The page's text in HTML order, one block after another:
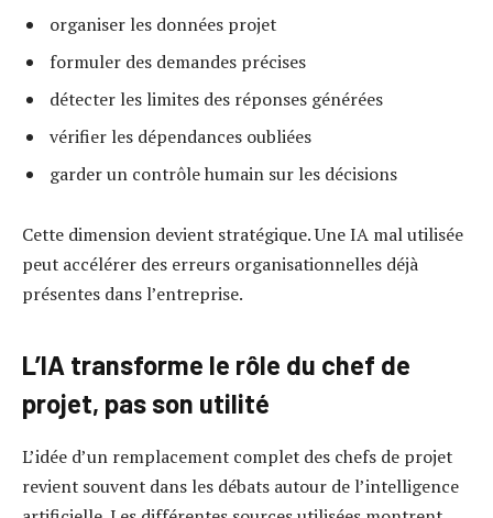
organiser les données projet
formuler des demandes précises
détecter les limites des réponses générées
vérifier les dépendances oubliées
garder un contrôle humain sur les décisions
Cette dimension devient stratégique. Une IA mal utilisée
peut accélérer des erreurs organisationnelles déjà
présentes dans l’entreprise.
L’IA transforme le rôle du chef de
projet, pas son utilité
L’idée d’un remplacement complet des chefs de projet
revient souvent dans les débats autour de l’intelligence